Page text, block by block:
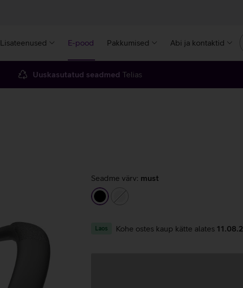
Lisateenused E-pood Pakkumised Abi ja kontaktid
Uuskasutatud seadmed Telias
Seadme värv: must
must
valge
Laos Kohe ostes kaup kätte alates